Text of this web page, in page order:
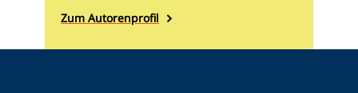
Zum Autorenprofil